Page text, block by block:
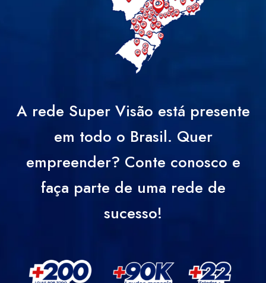
A rede Super Visão está presente
em todo o Brasil. Quer
empreender? Conte conosco e
faça parte de uma rede de
sucesso!